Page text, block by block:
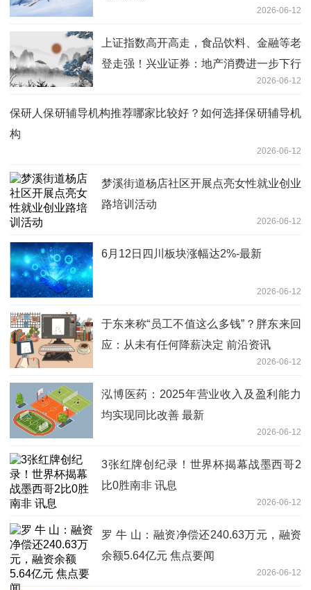
2026-06-12
上证指数高开高走，食品饮料、金融等老
登走强！兴业证券：地产消费进一步下行
2026-06-12
保研人保研辅导机构推荐哪家比较好？如何选择保研辅导机
构
2026-06-12
梦溪街道杨店社区开展点亮女性就业创业
路培训活动
2026-06-12
6月12日四川板块涨幅达2%-最新
2026-06-12
于东来称“员工不值这么多钱”？胖东来回
应：从未有任何降薪决定 前沿资讯
2026-06-12
泓博医药：2025年营业收入及盈利能力
均实现同比改善 最新
2026-06-12
3张红牌创纪录！世界杯揭幕战墨西哥2
比0胜南非 讯息
2026-06-12
罗 牛 山：融资净偿还240.63万元，融资
余额5.64亿元 焦点要闻
2026-06-12